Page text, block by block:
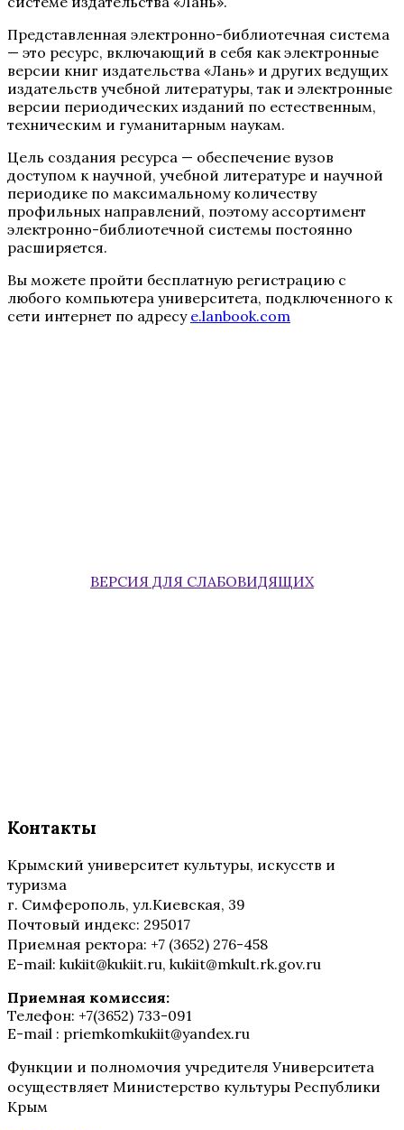
Представленная электронно-библиотечная система
— это ресурс, включающий в себя как электронные
версии книг издательства «Лань» и других ведущих
издательств учебной литературы, так и электронные
версии периодических изданий по естественным,
техническим и гуманитарным наукам.
Цель создания ресурса — обеспечение вузов
доступом к научной, учебной литературе и научной
периодике по максимальному количеству
профильных направлений, поэтому ассортимент
электронно-библиотечной системы постоянно
расширяется.
Вы можете пройти бесплатную регистрацию с
любого компьютера университета, подключенного к
сети интернет по адресу e.lanbook.com
ВЕРСИЯ ДЛЯ СЛАБОВИДЯЩИХ
Контакты
Крымский университет культуры, искусств и
туризма
г. Симферополь, ул.Киевская, 39
Почтовый индекс: 295017
Приемная ректора: +7 (3652) 276-458
E-mail: kukiit@kukiit.ru, kukiit@mkult.rk.gov.ru
Приемная комиссия:
Телефон: +7(3652) 733-091
E-mail : priemkomkukiit@yandex.ru
Функции и полномочия учредителя Университета
осуществляет Министерство культуры Республики
Крым